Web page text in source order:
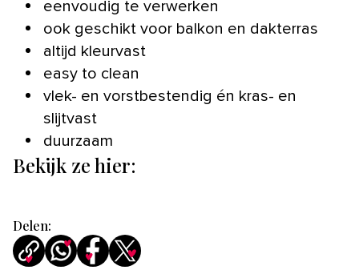
eenvoudig te verwerken
ook geschikt voor balkon en dakterras
altijd kleurvast
easy to clean
vlek- en vorstbestendig én kras- en
slijtvast
duurzaam
Bekijk ze hier:
Delen: